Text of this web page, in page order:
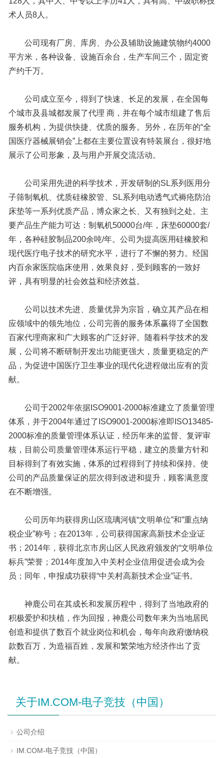
术人员8人。
公司现有厂房、库房、办公及辅助设施建筑物约4000
平方米，各种设备、设施百余台，生产车间三个，固定资
产约千万。
公司成立至今，得到了快速、长足的发展，在全国每
个城市及县城都发展了代理 商，并在每个城市组建了售后
服务机构，为提供快捷、优质的服务。另外，在历年的“全
国医疗器械展销会”上都在主要位置设有特装展台，很好地
展示了公司形象，及与用户开展交流活动。
公司采用先进的科学技术，开发研制的SL系列医用分
子筛制氧机、优质硅橡胶管、SL系列电动透气式褥疮防治
床垫等一系列优质产品，博众家之长、又有独到之处。主
要产品生产能力可达：制氧机50000台/年，床垫60000套/
年，各种硅胶制品200余吨/年。公司为提高医用硅橡胶和
现代医疗电子技术的研究水平，进行了不懈的努力。经国
内百余家医院临床使用，效果良好，受到顾客的一致好
评，具有明显的社会效益和经济效益。
公司以技术先进、质量优异为宗旨，确立其产品在相
应领域中的领先地位，公司完善的服务体系赢得了全国数
百家代理商家和广大顾客的广泛好评。随着科学技术的发
展，公司将不断研制开发出功能更强大，质量更稳定的产
品，为促进中国医疗卫生事业的现代化进程做出应有的贡
献。
公司于2002年依据ISO9001-2000标准建立了质量管理
体系，并于2004年通过了ISO9001-2000标准即ISO13485-
2000标准的质量管理体系认证，经历年来的监督、复评审
核，目前公司质量管理体系运行平稳，建立的质量方针和
目标得到了有效实施，体系的过程得到了持续和保持。使
公司的产品质量保证的层次得到改进和提升，顾客满意度
在不断增强。
公司历年均获得房山区琉璃河镇“文明单位”和”重点纳
税企业”称号；在2013年，公司获得国家高新技术企业证
书；2014年，获得北京市房山区人民政府颁发的“文明单位
标兵”荣誉；2014年度加入中关村企业信用促进会成为会
员；同年，申报成功获得“中关村高新技术企业”证书。
神鹿公司在其成长和发展历程中，得到了当地政府的
积极爱护和扶植，作为回报，神鹿公司数年来为当地居民
创造和提供了数百个就业岗位和机会，每年向政府缴纳税
款数百万，为造福百姓，发展和繁荣地方经济作出了贡
献。
关于IM.COM-电子竞技（中国）
公司介绍
IM.COM-电子竞技（中国）